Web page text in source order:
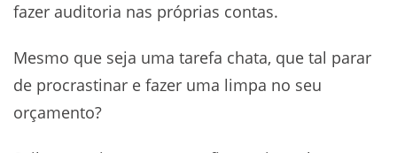
fazer auditoria nas próprias contas.
Mesmo que seja uma tarefa chata, que tal parar
de procrastinar e fazer uma limpa no seu
orçamento?